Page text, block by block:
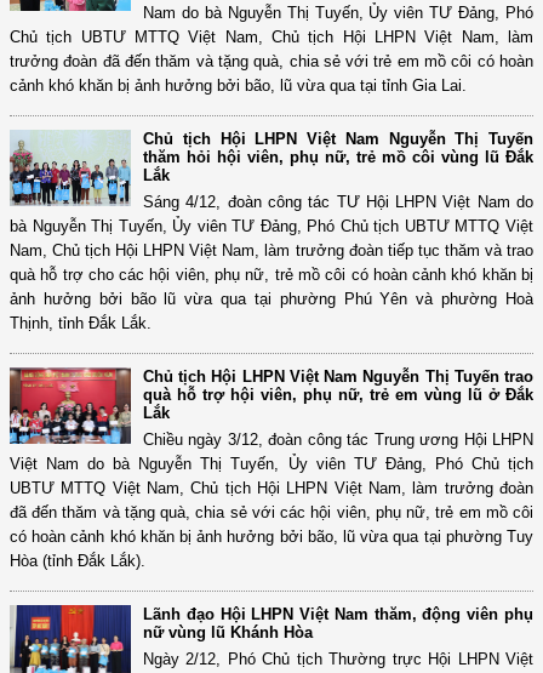
Nam do bà Nguyễn Thị Tuyến, Ủy viên TƯ Đảng, Phó
Chủ tịch UBTƯ MTTQ Việt Nam, Chủ tịch Hội LHPN Việt Nam, làm
trưởng đoàn đã đến thăm và tặng quà, chia sẻ với trẻ em mồ côi có hoàn
cảnh khó khăn bị ảnh hưởng bởi bão, lũ vừa qua tại tỉnh Gia Lai.
Chủ tịch Hội LHPN Việt Nam Nguyễn Thị Tuyến
thăm hỏi hội viên, phụ nữ, trẻ mồ côi vùng lũ Đắk
Lắk
Sáng 4/12, đoàn công tác TƯ Hội LHPN Việt Nam do
bà Nguyễn Thị Tuyến, Ủy viên TƯ Đảng, Phó Chủ tịch UBTƯ MTTQ Việt
Nam, Chủ tịch Hội LHPN Việt Nam, làm trưởng đoàn tiếp tục thăm và trao
quà hỗ trợ cho các hội viên, phụ nữ, trẻ mồ côi có hoàn cảnh khó khăn bị
ảnh hưởng bởi bão lũ vừa qua tại phường Phú Yên và phường Hoà
Thịnh, tỉnh Đắk Lắk.
Chủ tịch Hội LHPN Việt Nam Nguyễn Thị Tuyến trao
quà hỗ trợ hội viên, phụ nữ, trẻ em vùng lũ ở Đắk
Lắk
Chiều ngày 3/12, đoàn công tác Trung ương Hội LHPN
Việt Nam do bà Nguyễn Thị Tuyến, Ủy viên TƯ Đảng, Phó Chủ tịch
UBTƯ MTTQ Việt Nam, Chủ tịch Hội LHPN Việt Nam, làm trưởng đoàn
đã đến thăm và tặng quà, chia sẻ với các hội viên, phụ nữ, trẻ em mồ côi
có hoàn cảnh khó khăn bị ảnh hưởng bởi bão, lũ vừa qua tại phường Tuy
Hòa (tỉnh Đắk Lắk).
Lãnh đạo Hội LHPN Việt Nam thăm, động viên phụ
nữ vùng lũ Khánh Hòa
Ngày 2/12, Phó Chủ tịch Thường trực Hội LHPN Việt